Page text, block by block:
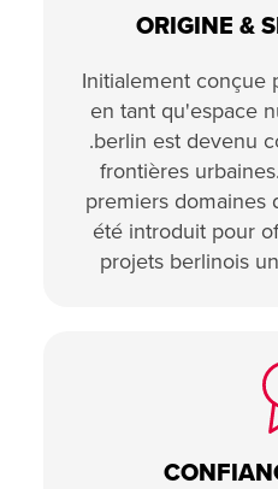
ORIGINE &
Initialement conçue
en tant qu'espace
.berlin est devenu
frontières
premiers domaines
été introduit pour
projets berlinois